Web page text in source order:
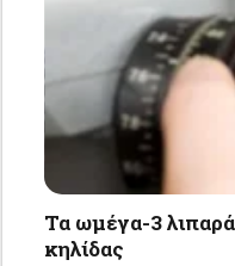
Τα ωμέγα-3
κηλίδας